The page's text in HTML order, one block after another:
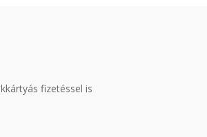
fizetéssel is